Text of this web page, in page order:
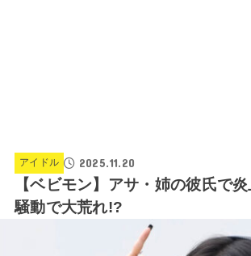
アイドル 2025.11.20
【ベビモン】アサ・姉の彼氏で
騒動で大荒れ!?